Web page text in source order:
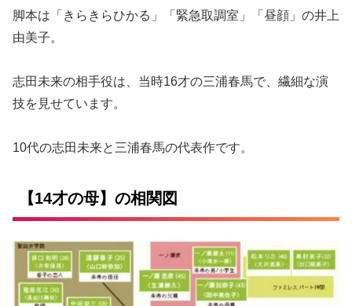
脚本は「きらきらひかる」「緊急取調室」「昼顔」の井上
由美子。
志田未来の相手役は、当時16才の三浦春馬で、繊細な演
技を見せています。
10代の志田未来と三浦春馬の代表作です。
【14才の母】の相関図